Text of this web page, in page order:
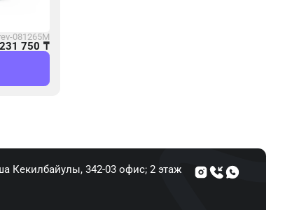
081265M
231 750 ₸
Кекилбайулы, 34​2-03 офис; 2 этаж